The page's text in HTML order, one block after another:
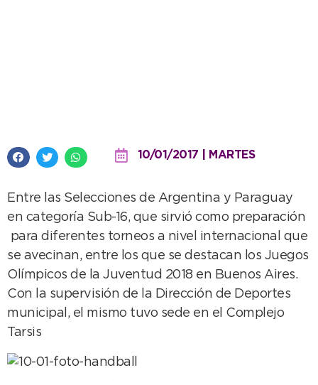
10/01/2017 | MARTES
Entre las Selecciones de Argentina y Paraguay
en categoría Sub-16, que sirvió como preparación
para diferentes torneos a nivel internacional que
se avecinan, entre los que se destacan los Juegos
Olímpicos de la Juventud 2018 en Buenos Aires.
Con la supervisión de la Dirección de Deportes
municipal, el mismo tuvo sede en el Complejo
Tarsis